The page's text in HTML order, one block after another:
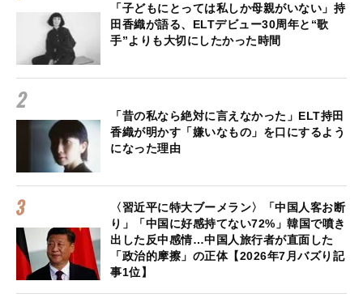
「子どもにとっては私しか母親がいない」持
田香織が語る、ELTデビュー30周年と“歌
手”よりも大切にしたかった時間
「昔の私なら絶対に言えなかった」ELT持田
香織が明かす「嫌いなもの」を口にするよう
になった理由
〈習近平に特大ブーメラン〉「中国人客お断
り」「中国に好感持てない72%」韓国で噴き
出した反中感情…中国人旅行者が直面した
「政治的摩擦」の正体【2026年7月バズり記
事1位】